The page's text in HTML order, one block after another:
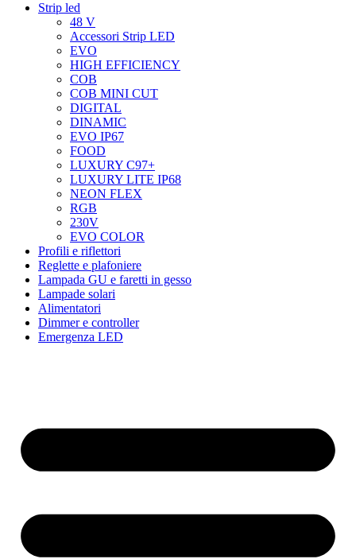
Strip led
48 V
Accessori Strip LED
EVO
HIGH EFFICIENCY
COB
COB MINI CUT
DIGITAL
DINAMIC
EVO IP67
FOOD
LUXURY C97+
LUXURY LITE IP68
NEON FLEX
RGB
230V
EVO COLOR
Profili e riflettori
Reglette e plafoniere
Lampada GU e faretti in gesso
Lampade solari
Alimentatori
Dimmer e controller
Emergenza LED